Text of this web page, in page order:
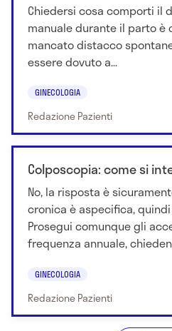
Chiedersi cosa comporti il
manuale durante il parto è
mancato distacco
essere dovuto a...
GINECOLOGIA
Redazione Pazienti
Colposcopia: come si
No, la risposta è
cronica è aspecifica,
Prosegui comunque gli
frequenza annuale,
GINECOLOGIA
Redazione Pazienti